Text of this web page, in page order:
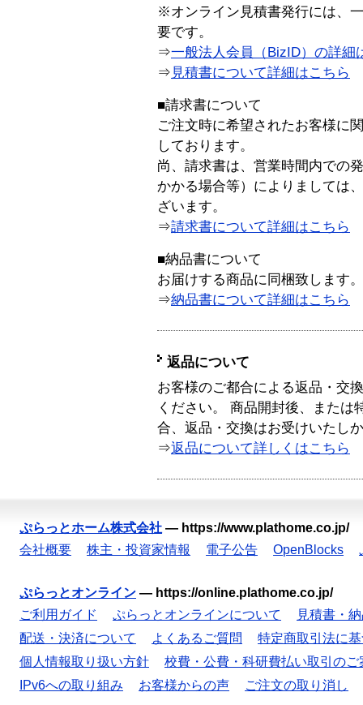
※オンライン見積書発行には、
要です。
⇒一般法人会員（BizID）の詳細
⇒ 見積書について詳細はこちら
■請求書について
ご注文時に希望されたお客様に
しております。
尚、請求書は、営業時間内での
かかる場合等）によりましては
ざいます。
⇒請求書について詳細はこちら
■納品書について
お届けする商品に同梱致します。
⇒納品書について詳細はこちら
返品について
お客様のご都合による返品・交
ください。 商品開封後、または
合、返品・交換はお受けいたし
⇒返品について詳しくはこちら
ぷらっとホーム株式会社 — https://www.plathome.co.jp/
会社概要
株主・投資家情報 電子公告 OpenBlocks
ぷらっとオンライン — https://online.plathome.co.jp/
ご利用ガイド
ぷらっとオンラインについて
見積書・
配送・決済について
よくあるご質問
特定商取引法に
個人情報取り扱い方針
校費・公費・科研費払い取引のご
IPv6への取り組み
お客様からの声 ご注文の取り消し